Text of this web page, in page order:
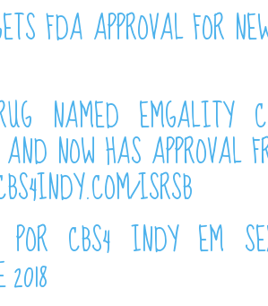
FDA APPROVAL FOR
NAMED EMGALITY
NOW HAS APPROVAL
ISRSB
CBS4 INDYEM